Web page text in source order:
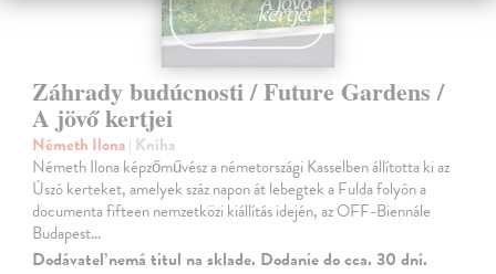
Záhrady budúcnosti / Future Gardens /
A jövő kertjei
Németh Ilona| Kniha
Németh Ilona képzőművész a németországi Kasselben állította ki az
Úszó kerteket, amelyek száz napon át lebegtek a Fulda folyón a
documenta fifteen nemzetközi kiállítás idején, az OFF-Biennále
Budapest…
Dodávateľ nemá titul na sklade. Dodanie do cca. 30 dní.